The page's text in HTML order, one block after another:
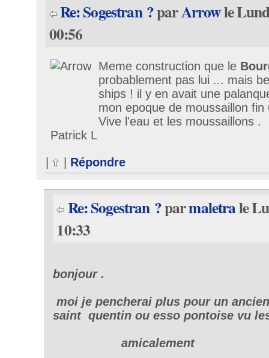
Re: Sogestran ?parArrowle
00:56
Meme construction que le
probablement pas lui ... mais
ships ! il y en avait une
mon epoque de moussaillon fin
Vive l'eau et les moussaillons .
Patrick L
Répondre
Re: Sogestran ?parmaletrale
10:33
bonjour .
moi je pencherai plus pour un
saint quentin ou esso pontoise vu
amicalement